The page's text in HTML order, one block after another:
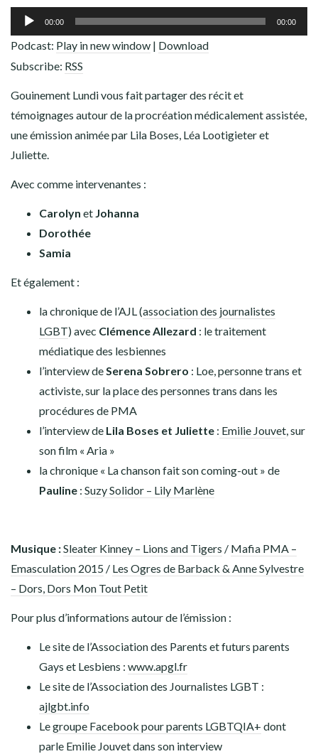
Lecteur
audio
00:00 00:00
Podcast: Play in new window | Download
Subscribe: RSS
Gouinement Lundi vous fait partager des récit et
témoignages autour de la procréation médicalement assistée,
une émission animée par Lila Boses, Léa Lootigieter et
Juliette.
Avec comme intervenantes :
Carolyn et Johanna
Dorothée
Samia
Et également :
la chronique de l’AJL (association des journalistes
LGBT) avec Clémence Allezard : le traitement
médiatique des lesbiennes
l’interview de Serena Sobrero : Loe, personne trans et
activiste, sur la place des personnes trans dans les
procédures de PMA
l’interview de Lila Boses et Juliette : Emilie Jouvet , sur
son film « Aria »
la chronique « La chanson fait son coming-out » de
Pauline : Suzy Solidor – Lily Marlène
Musique :Sleater Kinney – Lions and Tigers / Mafia PMA –
Emasculation 2015 / Les Ogres de Barback & Anne Sylvestre
– Dors, Dors Mon Tout Petit
Pour plus d’informations autour de l’émission :
Le site de l’Association des Parents et futurs parents
Gays et Lesbiens : www.apgl.fr
Le site de l’Association des Journalistes LGBT :
ajlgbt.info
Legroupe Facebook pour parents LGBTQIA+ dont
parle Emilie Jouvet dans son interview